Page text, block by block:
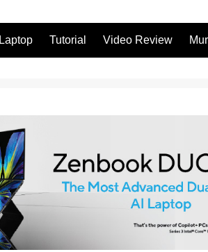
Laptop Tutorial Video Review